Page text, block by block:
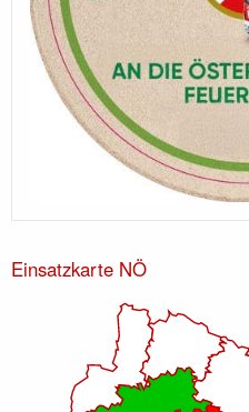
Einsatzkarte NÖ